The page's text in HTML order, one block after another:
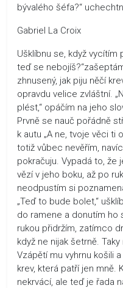
bývalého šéfa?“
Gabriel La Croix
Ušklíbnu se, když vycítím
teď se
zhnusený, jak piju něčí
opravdu velice zvláštní.
plést,“ opáčím na jeho
Prvně se nauč pořádně
k autu „A ne, tvoje věci ti
totiž vůbec nevěřím,
pokračuju. Vypadá to, že
vězí v jeho boku, až po
neodpustím si
„Teď to bude bolet,“
do ramene a donutím ho
rukou přidržím, zatímco
když ne nijak šetrně.
Vzápětí mu vyhrnu košili
krev, která patří jen mně.
nekrvácí, ale teď je řada